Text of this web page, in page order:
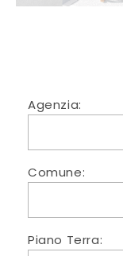
Agenzia:
Comune:
Piano Terra: